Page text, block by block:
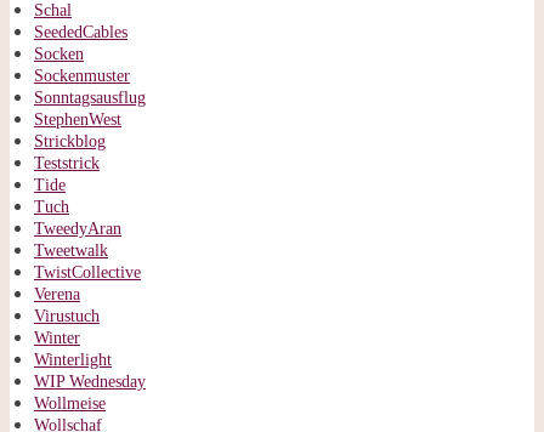
Schal
SeededCables
Socken
Sockenmuster
Sonntagsausflug
StephenWest
Strickblog
Teststrick
Tide
Tuch
TweedyAran
Tweetwalk
TwistCollective
Verena
Virustuch
Winter
Winterlight
WIP Wednesday
Wollmeise
Wollschaf